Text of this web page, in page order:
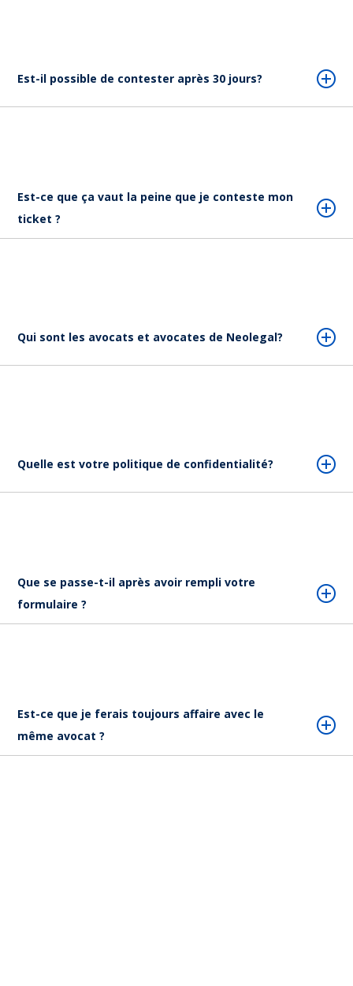
Est-il possible de contester après 30 jours?
Est-ce que ça vaut la peine que je conteste mon
ticket ?
Qui sont les avocats et avocates de Neolegal?
Quelle est votre politique de confidentialité?
Que se passe-t-il après avoir rempli votre
formulaire ?
Est-ce que je ferais toujours affaire avec le
même avocat ?